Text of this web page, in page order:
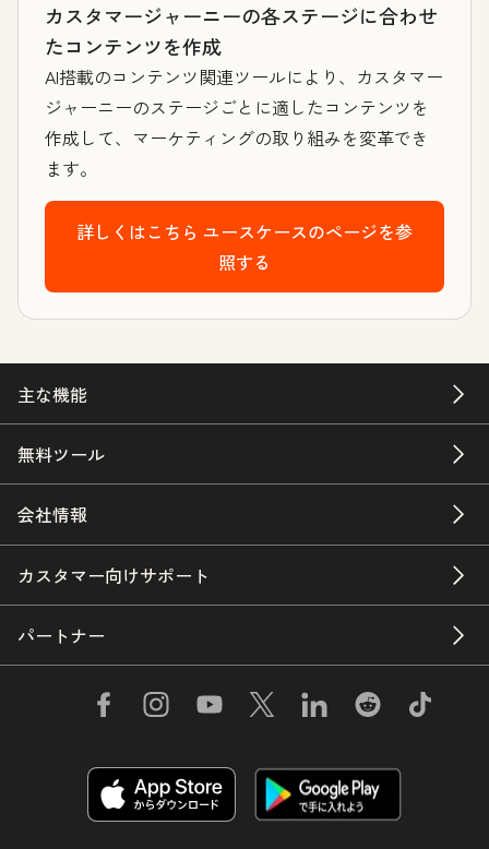
カスタマージャーニーの各ステージに合わせ
たコンテンツを作成
AI搭載のコンテンツ関連ツールにより、カスタマー
ジャーニーのステージごとに適したコンテンツを
作成して、マーケティングの取り組みを変革でき
ます。
詳しくはこちら ユースケースのページを参
照する
主な機能
無料ツール
会社情報
カスタマー向けサポート
パートナー